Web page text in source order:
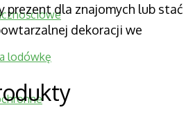
lodówkę
prezent dla znajomych lub stać
dekoracji we